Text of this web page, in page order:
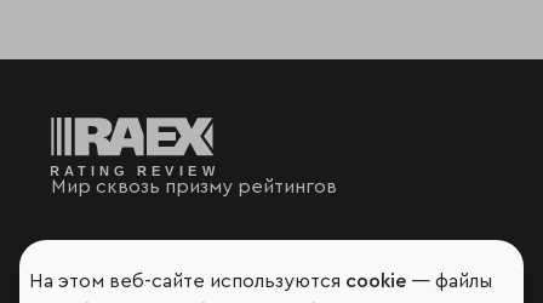
Мир сквозь призму рейтингов
На этом веб-сайте используются cookie — файлы